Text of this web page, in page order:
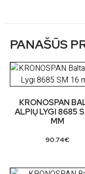
PANAŠŪS
KRONOSPAN
ALPIŲ LYGI 8685
MM
90.74€